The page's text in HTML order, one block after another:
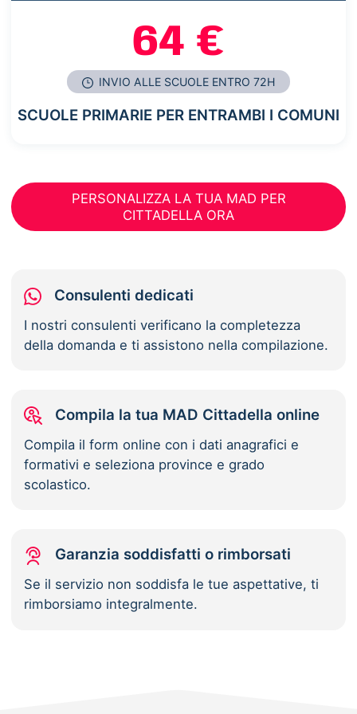
64 €
INVIO ALLE SCUOLE ENTRO 72H
SCUOLE PRIMARIE PER ENTRAMBI I COMUNI
PERSONALIZZA LA TUA MAD PER
CITTADELLA ORA
Consulenti dedicati
I nostri consulenti verificano la completezza
della domanda e ti assistono nella compilazione.
Compila la tua MAD Cittadella online
Compila il form online con i dati anagrafici e
formativi e seleziona province e grado
scolastico.
Garanzia soddisfatti o rimborsati
Se il servizio non soddisfa le tue aspettative, ti
rimborsiamo integralmente.